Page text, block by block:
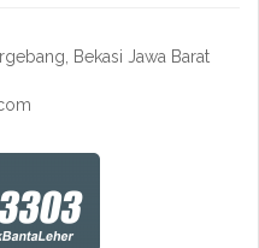
Bekasi Jawa Barat